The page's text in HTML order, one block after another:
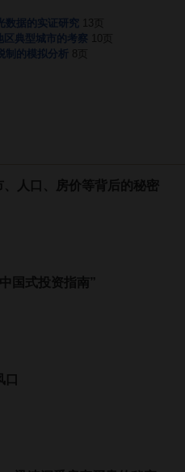
据的实证研究 13页
典型城市的考察 10页
制的模拟分析
8页
人口、房价等背后的秘密
国式投资指南”
口